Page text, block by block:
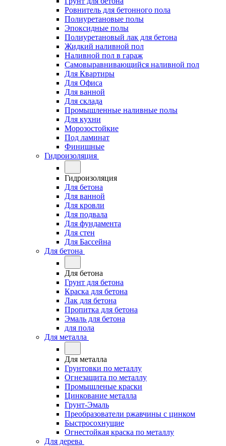
Ровнитель для бетонного пола
Полиуретановые полы
Эпоксидные полы
Полиуретановый лак для бетона
Жидкий наливной пол
Наливной пол в гараж
Самовыравнивающийся наливной пол
Для Квартиры
Для Офиса
Для ванной
Для склада
Промышленные наливные полы
Для кухни
Морозостойкие
Под ламинат
Финишные
Гидроизоляция
Гидроизоляция
Для бетона
Для ванной
Для кровли
Для подвала
Для фундамента
Для стен
Для Бассейна
Для бетона
Для бетона
Грунт для бетона
Краска для бетона
Лак для бетона
Пропитка для бетона
Эмаль для бетона
для пола
Для металла
Для металла
Грунтовки по металлу
Огнезащита по металлу
Промышленые краски
Цинкование металла
Грунт-Эмаль
Преобразователи ржавчины с цинком
Быстросохнущие
Огнестойкая краска по металлу
Для дерева